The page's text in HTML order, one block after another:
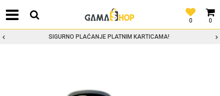
0
0
SIGURNO PLAĆANJE PLATNIM KARTICAMA!